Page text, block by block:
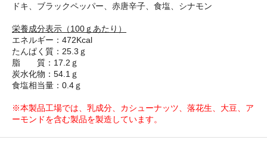
ドキ、ブラックペッパー、赤唐辛子、食塩、シナモン
栄養成分表示（100ｇあたり）
エネルギー：472Kcal
たんぱく質：25.3ｇ
脂 質：17.2ｇ
炭水化物：54.1ｇ
食塩相当量：0.4ｇ
※本製品工場では、乳成分、カシューナッツ、落花生、大豆、ア
ーモンドを含む製品を製造しています。